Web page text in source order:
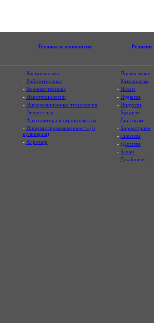
Техника и технологии Религии
- Космонавтика
- Робототехника
- Военная техника
- Нанотехнологии
- Информационные технологии
- Энергетика
- Архитектура и строительство
- Пищевая промышленность (и
кулинария)
- Агромир
-Православие
-Католицизм
-Ислам
-Иудаизм
-Индуизм
-Буддизм
-Синтоизм
-Зороастризм
-Сикхизм
- Даосизм
-Бахаи
- Джайнизм